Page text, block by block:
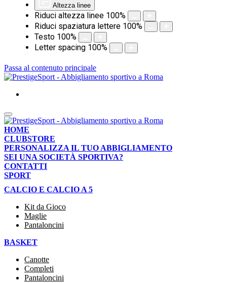
Altezza linee
Riduci altezza linee 100%
Riduci spaziatura lettere 100%
Testo 100%
Letter spacing 100%
Passa al contenuto principale
HOME
CLUBSTORE
PERSONALIZZA IL TUO ABBIGLIAMENTO
SEI UNA SOCIETÀ SPORTIVA?
CONTATTI
SPORT
CALCIO E CALCIO A 5
Kit da Gioco
Maglie
Pantaloncini
BASKET
Canotte
Completi
Pantaloncini